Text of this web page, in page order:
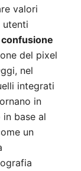
valori
utenti
del pixel
nel
integrati
in
in base al
un